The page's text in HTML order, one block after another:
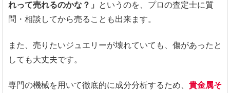
れって売れるのかな？」
というのを、プロの査定士に質
問・相談してから売ることも出来ます。
また、売りたいジュエリーが壊れていても、傷があったと
しても大丈夫です。
専門の機械を用いて徹底的に成分分析するため、 貴金属そ